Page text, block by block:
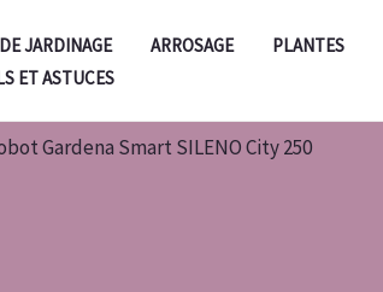
JARDINAGE ARROSAGE PLANTES
ET ASTUCES
Gardena Smart SILENO City 250